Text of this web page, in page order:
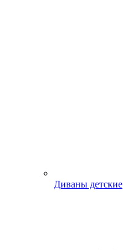
Диваны детские